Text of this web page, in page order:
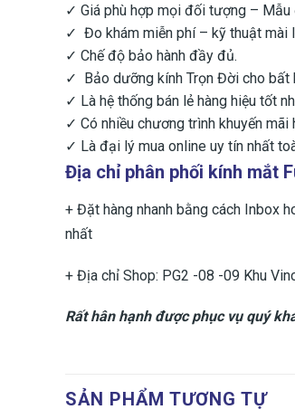
✓ Giá phù hợp mọi đối tượng – Mẫu
✓ Đo khám miễn phí – kỹ thuật mài
✓ Chế độ bảo hành đầy đủ.
✓ Bảo dưỡng kính Trọn Đời cho bất
✓ Là hệ thống bán lẻ hàng hiệu tốt
✓ Có nhiều chương trình khuyến mãi
✓ Là đại lý mua online uy tín nhất
Địa chỉ phân phối kính mắt
+ Đặt hàng nhanh bằng cách Inbox
nhất
+ Địa chỉ Shop: PG2 -08 -09 Khu
Rất hân hạnh được phục vụ quý
SẢN PHẨM TƯƠNG TỰ